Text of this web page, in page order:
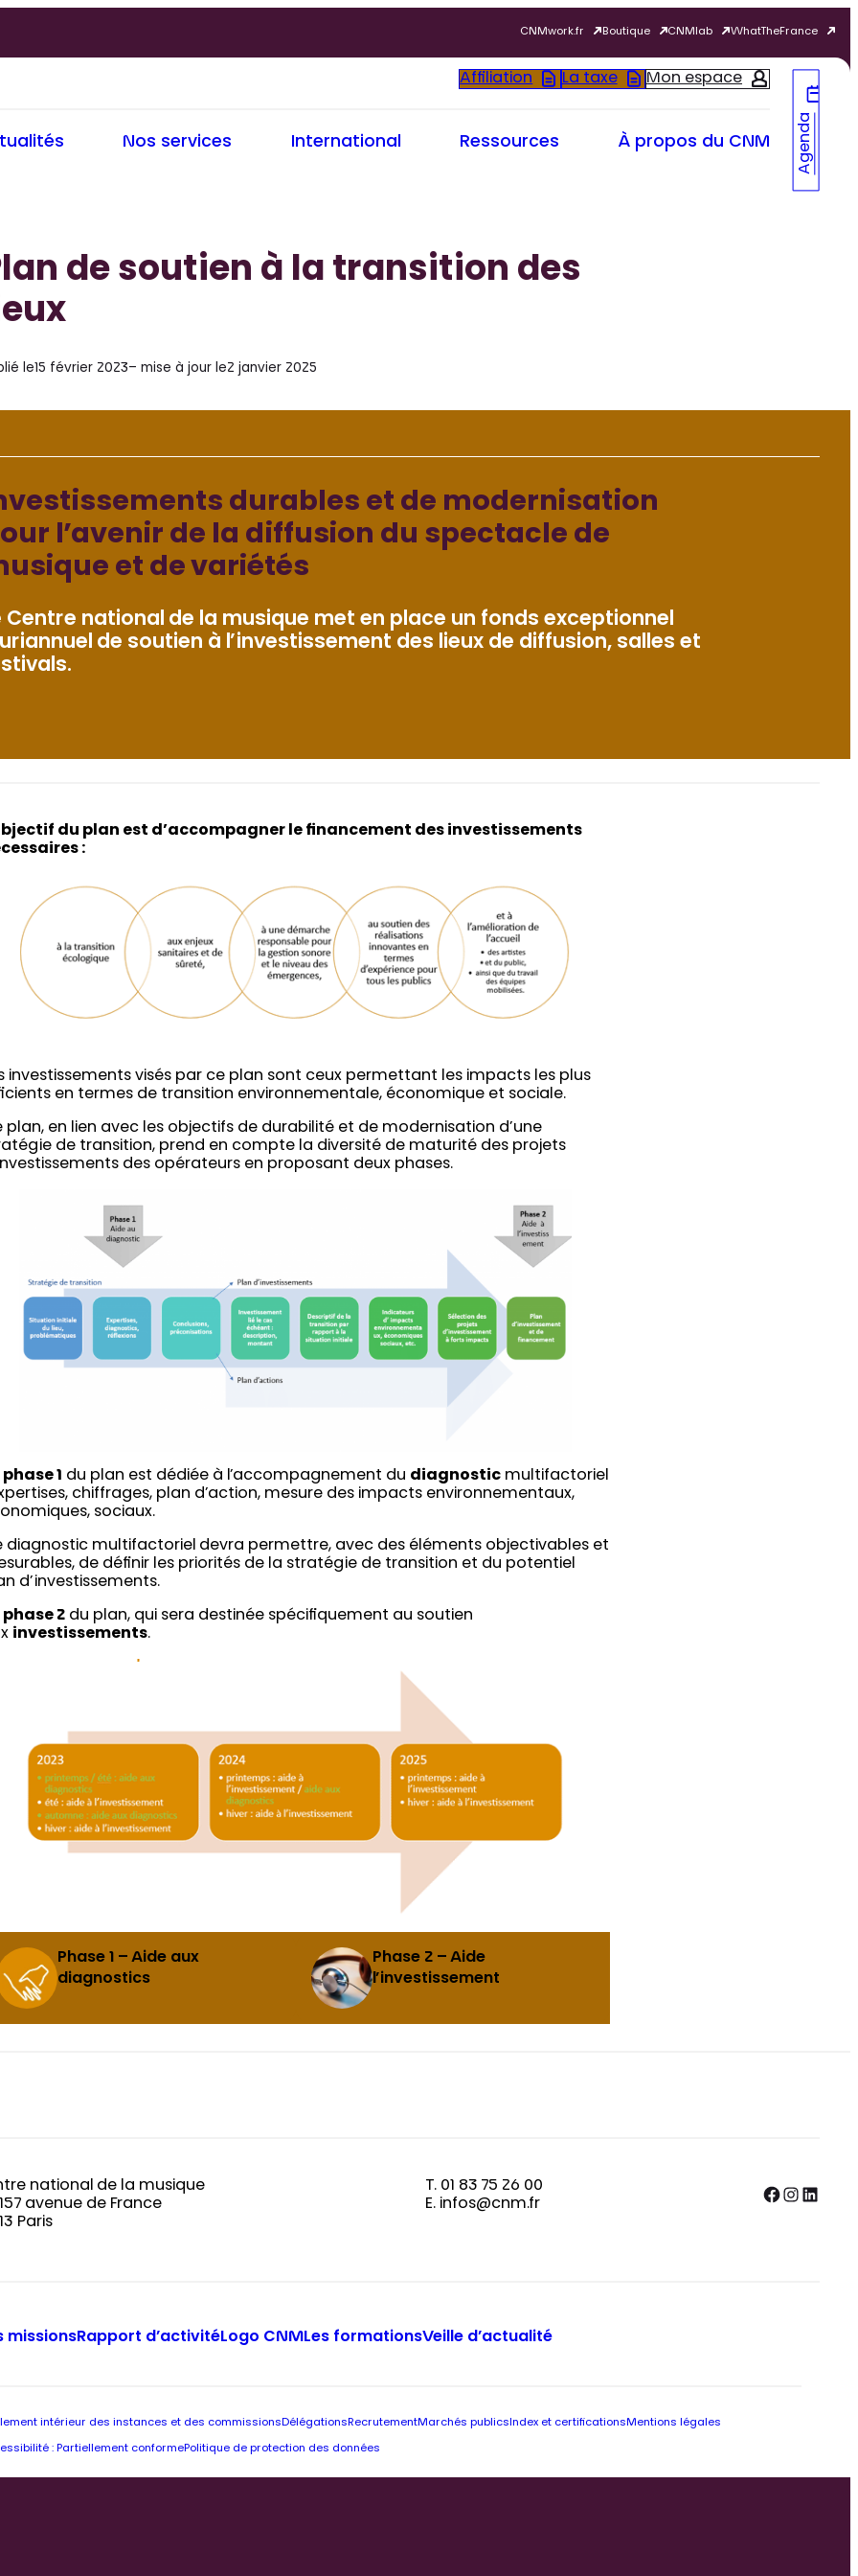
CNMwork.fr Boutique CNMlab WhatTheFrance
Affiliation La taxe Mon espace
Nos services International Ressources À propos du CNM Agenda
de soutien à la transition des
le15 février 2023– mise à jour le2 janvier 2025
durables et de modernisation
l’avenir de la diffusion du spectacle de
et de variétés
Centre national de la musique met en place un fonds exceptionnel
de soutien à l’investissement des lieux de diffusion, salles et
du plan est d’accompagner le financement des investissements
:
investissements visés par ce plan sont ceux permettant les impacts les plus
en termes de transition environnementale, économique et sociale.
plan, en lien avec les objectifs de durabilité et de modernisation d’une
de transition, prend en compte la diversité de maturité des projets
des opérateurs en proposant deux phases.
phase 1 du plan est dédiée à l’accompagnement du diagnostic multifactoriel
chiffrages, plan d’action, mesure des impacts environnementaux,
sociaux.
diagnostic multifactoriel devra permettre, avec des éléments objectivables et
de définir les priorités de la stratégie de transition et du potentiel
d’investissements.
phase 2 du plan, qui sera destinée spécifiquement au soutien
investissements.
Phase 1 – Aide aux
diagnostics
Phase 2 – Aide
l’investissement
national de la musique
157 avenue de France
Paris
T. 01 83 75 26 00
E. infos@cnm.fr
Facebook InstagramLinkedIn
missionsRapport d’activitéLogo CNMLes formationsVeille d’actualité
intérieur des instances et des commissions Délégations RecrutementMarchés publics Index et certifications Mentions légales
: Partiellement conformePolitique de protection des données